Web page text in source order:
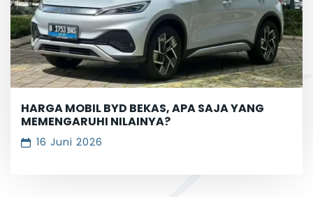
HARGA MOBIL BYD BEKAS, APA SAJA YANG
MEMENGARUHI NILAINYA?
16 Juni 2026